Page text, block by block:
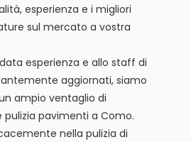
esperienza e i migliori
sul mercato a vostra
esperienza e allo staff di
aggiornati, siamo
ampio ventaglio di
pavimenti a Como.
nella pulizia di